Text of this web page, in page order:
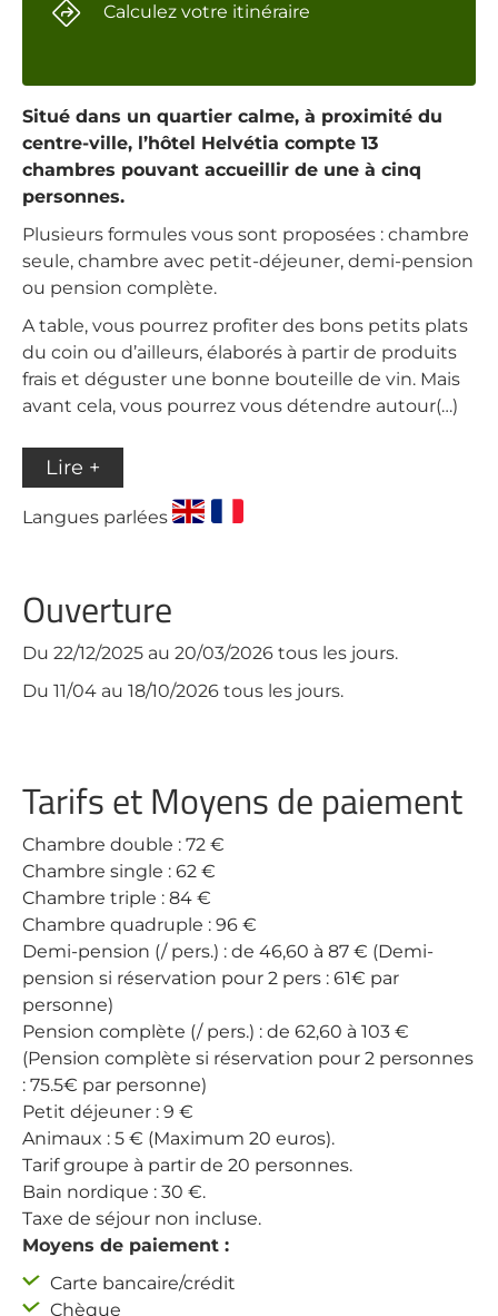
Situé dans un quartier calme, à proximité du
centre-ville, l’hôtel Helvétia compte 13
chambres pouvant accueillir de une à cinq
personnes.
Plusieurs formules vous sont proposées : chambre
seule, chambre avec petit-déjeuner, demi-pension
ou pension complète.
A table, vous pourrez profiter des bons petits plats
du coin ou d’ailleurs, élaborés à partir de produits
frais et déguster une bonne bouteille de vin. Mais
avant cela, vous pourrez vous détendre autour(…)
Lire +
Langues parlées
Ouverture
Du 22/12/2025 au 20/03/2026 tous les jours.
Du 11/04 au 18/10/2026 tous les jours.
Tarifs et Moyens de paiement
Chambre double : 72 €
Chambre single : 62 €
Chambre triple : 84 €
Chambre quadruple : 96 €
Demi-pension (/ pers.) : de 46,60 à 87 € (Demi-
pension si réservation pour 2 pers : 61€ par
personne)
Pension complète (/ pers.) : de 62,60 à 103 €
(Pension complète si réservation pour 2 personnes
: 75.5€ par personne)
Petit déjeuner : 9 €
Animaux : 5 € (Maximum 20 euros).
Tarif groupe à partir de 20 personnes.
Bain nordique : 30 €.
Taxe de séjour non incluse.
Moyens de paiement :
Carte bancaire/crédit
Chèque
Calculez votre itinéraire